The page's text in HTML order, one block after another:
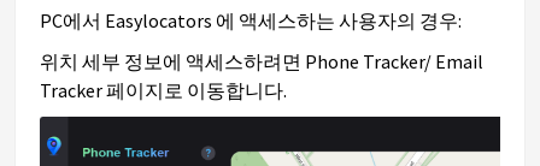
PC에서 Easylocators 에 액세스하는 사용자의 경우:
위치 세부 정보에 액세스하려면 Phone Tracker/ Email
Tracker 페이지로 이동합니다.